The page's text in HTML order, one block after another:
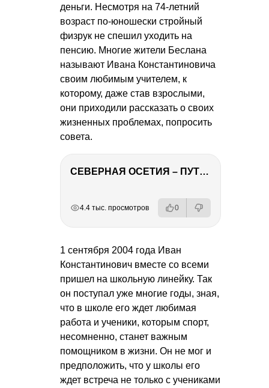
деньги. Несмотря на 74-летний
возраст по-юношески стройный
физрук не спешил уходить на
пенсию. Многие жители Беслана
называют Ивана Константиновича
своим любимым учителем, к
которому, даже став взрослыми,
они приходили рассказать о своих
жизненных проблемах, попросить
совета.
СЕВЕРНАЯ ОСЕТИЯ – ПУТЕШЕСТВИЕ НА КАВКАЗ часть 4
4.4 тыс. просмотров 0
1 сентября 2004 года Иван
Константинович вместе со всеми
пришел на школьную линейку. Так
он поступал уже многие годы, зная,
что в школе его ждет любимая
работа и ученики, которым спорт,
несомненно, станет важным
помощником в жизни. Он не мог и
предположить, что у школы его
ждет встреча не только с учениками